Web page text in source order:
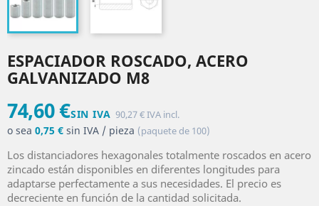
ESPACIADOR ROSCADO, ACERO
GALVANIZADO M8
74,60 €SIN IVA 90,27 € IVA incl.
o sea 0,75 € sin IVA / pieza (paquete de 100)
Los distanciadores hexagonales totalmente roscados en acero
zincado están disponibles en diferentes longitudes para
adaptarse perfectamente a sus necesidades. El precio es
decreciente en función de la cantidad solicitada.